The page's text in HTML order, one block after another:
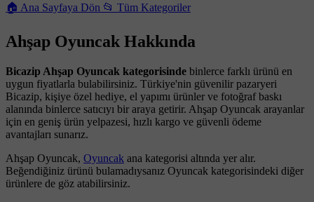
🏠 Ana Sayfaya Dön 📂 Tüm Kategoriler
Ahşap Oyuncak Hakkında
Bicazip Ahşap Oyuncak kategorisinde binlerce farklı ürünü en
uygun fiyatlarla bulabilirsiniz. Türkiye'nin güvenilir pazaryeri
Bicazip, kişiye özel hediye, el yapımı ürünler ve fotoğraf baskı
alanında binlerce satıcıyı bir araya getirir. Ahşap Oyuncak arayanlar
için en geniş ürün yelpazesi, hızlı kargo ve güvenli ödeme
avantajları sunarız.
Ahşap Oyuncak, Oyuncak ana kategorisi altında yer alır.
Beğendiğiniz ürünü bulamadıysanız Oyuncak kategorisindeki diğer
ürünlere de göz atabilirsiniz.